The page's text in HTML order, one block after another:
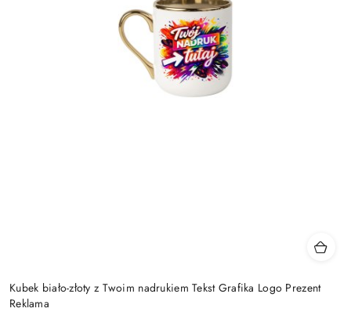
Kubek biało-złoty z Twoim nadrukiem Tekst Grafika Logo Prezent
Reklama